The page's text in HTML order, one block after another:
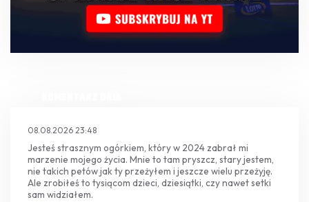
08.08.2026 23:48
Jesteś strasznym ogórkiem, który w 2024 zabrał mi
marzenie mojego życia. Mnie to tam pryszcz, stary jestem,
nie takich petów jak ty przeżyłem i jeszcze wielu przeżyję.
Ale zrobiłeś to tysiącom dzieci, dziesiątki, czy nawet setki
sam widziałem.